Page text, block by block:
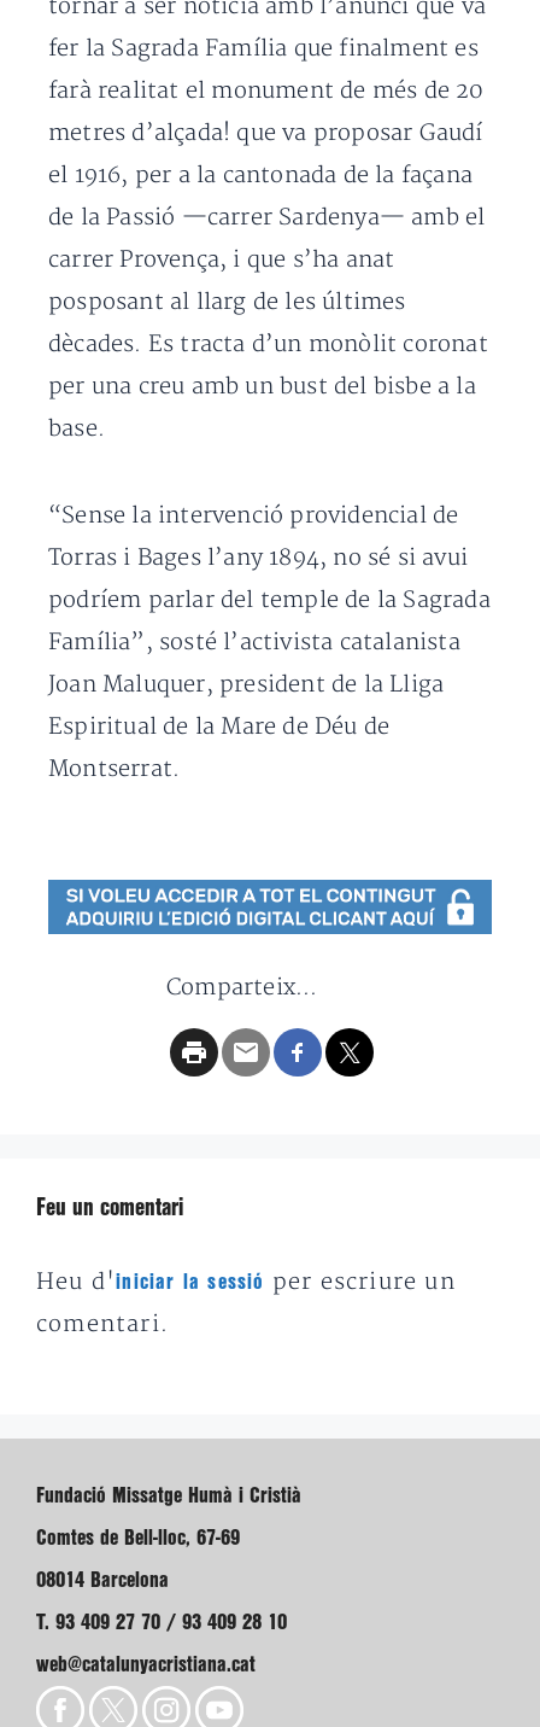
tornar a ser notícia amb l’anunci que va
fer la Sagrada Família que finalment es
farà realitat el monument de més de 20
metres d’alçada! que va proposar Gaudí
el 1916, per a la cantonada de la façana
de la Passió —carrer Sardenya— amb el
carrer Provença, i que s’ha anat
posposant al llarg de les últimes
dècades. Es tracta d’un monòlit coronat
per una creu amb un bust del bisbe a la
base.
“Sense la intervenció providencial de
Torras i Bages l’any 1894, no sé si avui
podríem parlar del temple de la Sagrada
Família”, sosté l’activista catalanista
Joan Maluquer, president de la Lliga
Espiritual de la Mare de Déu de
Montserrat.
Comparteix...
Feu un comentari
Heu d'iniciar la sessió
per escriure un
comentari.
Fundació Missatge Humà i Cristià
Comtes de Bell-lloc, 67-69
08014 Barcelona
T. 93 409 27 70 / 93 409 28 10
web@catalunyacristiana.cat